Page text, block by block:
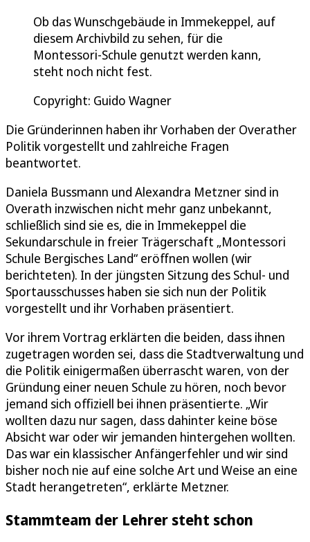
Ob das Wunschgebäude in Immekeppel, auf
diesem Archivbild zu sehen, für die
Montessori-Schule genutzt werden kann,
steht noch nicht fest.
Copyright: Guido Wagner
Die Gründerinnen haben ihr Vorhaben der Overather
Politik vorgestellt und zahlreiche Fragen
beantwortet.
Daniela Bussmann und Alexandra Metzner sind in
Overath inzwischen nicht mehr ganz unbekannt,
schließlich sind sie es, die in Immekeppel die
Sekundarschule in freier Trägerschaft „Montessori
Schule Bergisches Land“ eröffnen wollen (wir
berichteten). In der jüngsten Sitzung des Schul- und
Sportausschusses haben sie sich nun der Politik
vorgestellt und ihr Vorhaben präsentiert.
Vor ihrem Vortrag erklärten die beiden, dass ihnen
zugetragen worden sei, dass die Stadtverwaltung und
die Politik einigermaßen überrascht waren, von der
Gründung einer neuen Schule zu hören, noch bevor
jemand sich offiziell bei ihnen präsentierte. „Wir
wollten dazu nur sagen, dass dahinter keine böse
Absicht war oder wir jemanden hintergehen wollten.
Das war ein klassischer Anfängerfehler und wir sind
bisher noch nie auf eine solche Art und Weise an eine
Stadt herangetreten“, erklärte Metzner.
Stammteam der Lehrer steht schon